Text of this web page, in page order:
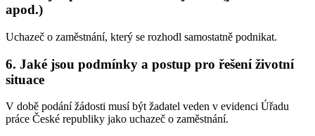
apod.)
Uchazeč o zaměstnání, který se rozhodl samostatně podnikat.
6. Jaké jsou podmínky a postup pro řešení životní
situace
V době podání žádosti musí být žadatel veden v evidenci Úřadu
práce České republiky jako uchazeč o zaměstnání.